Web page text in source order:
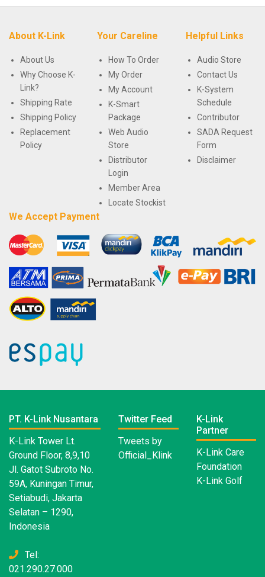
About K-Link
About Us
Why Choose K-
Link?
Shipping Rate
Shipping Policy
Replacement
Policy
Your Careline
How To Order
My Order
My Account
K-Smart
Package
Web Audio
Store
Distributor
Login
Member Area
Locate Stockist
Helpful Links
Audio Store
Contact Us
K-System
Schedule
Contributor
SADA Request
Form
Disclaimer
We Accept Payment
PT. K-Link Nusantara
K-Link Tower Lt.
Ground Floor, 8,9,10
Jl. Gatot Subroto No.
59A, Kuningan Timur,
Setiabudi, Jakarta
Selatan – 1290,
Indonesia
Tel:
021.290.27.000
Twitter Feed
Tweets by
Official_Klink
K-Link
Partner
K-Link Care
Foundation
K-Link Golf